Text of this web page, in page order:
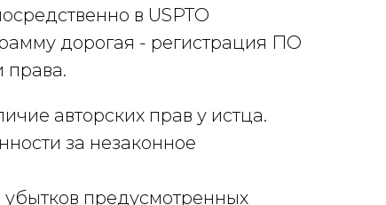
в USPTO
дорогая - регистрация ПО
права.
авторских прав у истца.
за незаконное
предусмотренных